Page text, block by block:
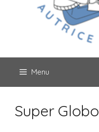
Menu
Super Globo